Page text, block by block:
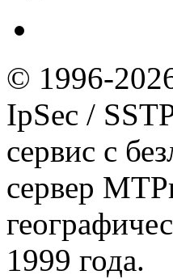
© 1996-
IpSec /
сервис с
сервер
1999 года.